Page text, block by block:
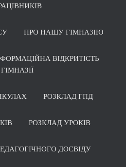
ПРО НАШУ ГІМНАЗІЮ
ВІДКРИТІСТЬ
ГІМНАЗІЇ
РОЗКЛАД ГПД
РОЗКЛАД УРОКІВ
ДОСВІДУ